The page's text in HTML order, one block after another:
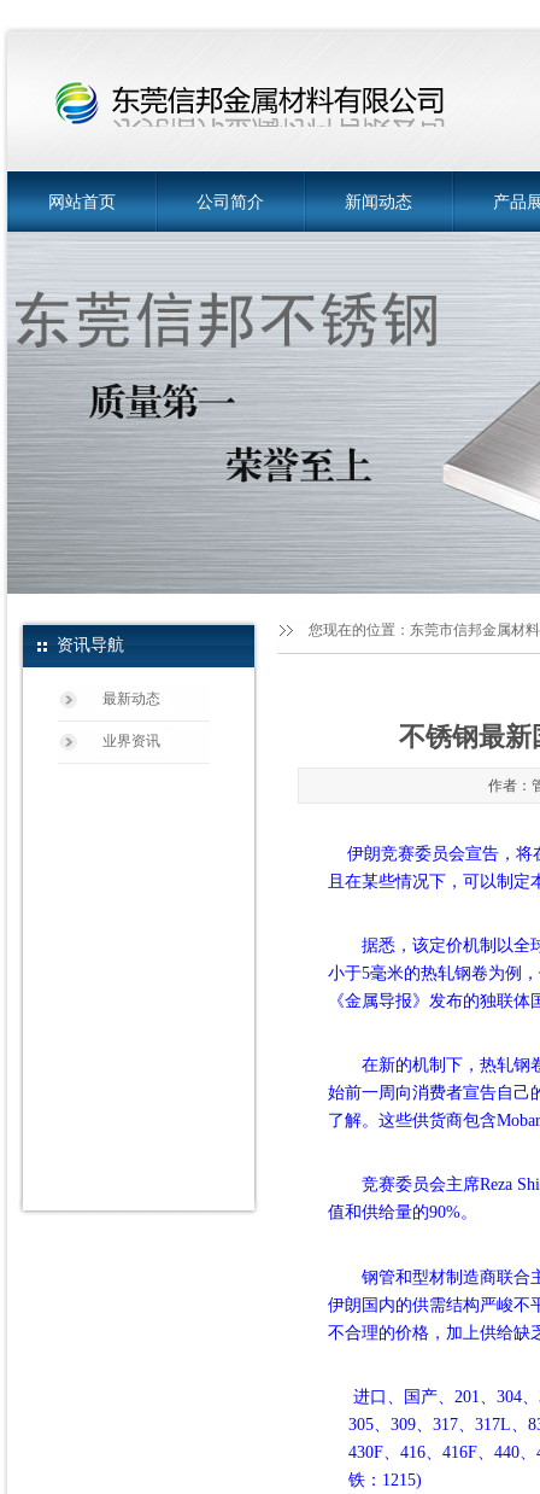
网站首页 公司简介 新闻动态 产品
您现在的位置： 东莞市信邦金属材
资讯导航
最新动态
业界资讯 不锈钢最新
作者：
伊朗竞赛委员会宣告，将
且在某些情况下，可以制定
据悉，该定价机制以全球
小于5毫米的热轧钢卷为例
《金属导报》发布的独联
在新的机制下，热轧钢
始前一周向消费者宣告自己
了解。这些供货商包含
竞赛委员会主席Reza
值和供给量的90%。
钢管和型材制造商联合
伊朗国内的供需结构严峻不
不合理的价格，加上供给缺
进口、国产、 201、304
305、309、317、317L、
430F、416、416F、440
铁：1215)